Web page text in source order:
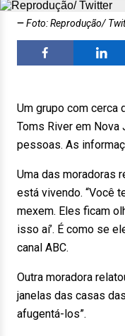
Foto: Reprodução/
Um grupo com cerca
Toms River em Nova
pessoas. As
Uma das moradoras
está vivendo. “Você
mexem. Eles ficam
isso aí’. É como se
canal ABC.
Outra moradora
janelas das casas
afugentá-los”.